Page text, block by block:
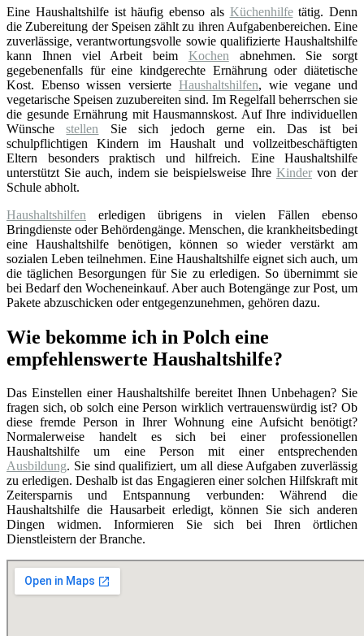
Eine Haushaltshilfe ist häufig ebenso als Küchenhilfetätig. Denn
die Zubereitung der Speisen zählt zu ihren Aufgabenbereichen. Eine
zuverlässige, verantwortungsvolle sowie qualifizierte Haushaltshilfe
kann Ihnen viel Arbeit beim Kochen abnehmen. Sie sorgt
gegebenenfalls für eine kindgerechte Ernährung oder diätetische
Kost. Ebenso wissen versierte Haushaltshilfen, wie vegane und
vegetarische Speisen zuzubereiten sind. Im Regelfall beherrschen sie
die gesunde Ernährung mit Hausmannskost. Auf Ihre individuellen
Wünschestellen Sie sich jedoch gerne ein. Das ist bei
schulpflichtigen Kindern im Haushalt und vollzeitbeschäftigten
Eltern besonders praktisch und hilfreich. Eine Haushaltshilfe
unterstützt Sie auch, indem sie beispielsweise Ihre Kinder von der
Schule abholt.
Haushaltshilfen erledigen übrigens in vielen Fällen ebenso
Bringdienste oder Behördengänge. Menschen, die krankheitsbedingt
eine Haushaltshilfe benötigen, können so wieder verstärkt am
sozialen Leben teilnehmen. Eine Haushaltshilfe eignet sich auch, um
die täglichen Besorgungen für Sie zu erledigen. So übernimmt sie
bei Bedarf den Wocheneinkauf. Aber auch Botengänge zur Post, um
Pakete abzuschicken oder entgegenzunehmen, gehören dazu.
Wie bekomme ich in Polch eine
empfehlenswerte Haushaltshilfe?
Das Einstellen einer Haushaltshilfe bereitet Ihnen Unbehagen? Sie
fragen sich, ob solch eine Person wirklich vertrauenswürdig ist? Ob
diese fremde Person in Ihrer Wohnung eine Aufsicht benötigt?
Normalerweise handelt es sich bei einer professionellen
Haushaltshilfe um eine Person mit einer entsprechenden
Ausbildung. Sie sind qualifiziert, um all diese Aufgaben zuverlässig
zu erledigen. Deshalb ist das Engagieren einer solchen Hilfskraft mit
Zeitersparnis und Entspannung verbunden: Während die
Haushaltshilfe die Hausarbeit erledigt, können Sie sich anderen
Dingen widmen. Informieren Sie sich bei Ihren örtlichen
Dienstleistern der Branche.